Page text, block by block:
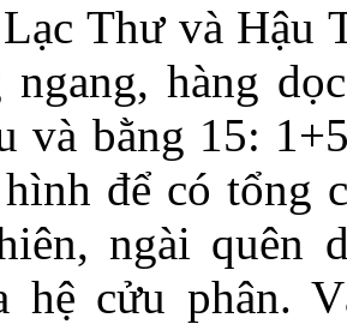
Thư và Hậu
ngang, hàng
và bằng 15:
để có tổng
ngài quên
hệ cửu phân.